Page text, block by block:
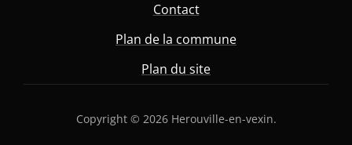
Contact
Plan de la commune
Plan du site
Copyright © 2026 Herouville-en-vexin.